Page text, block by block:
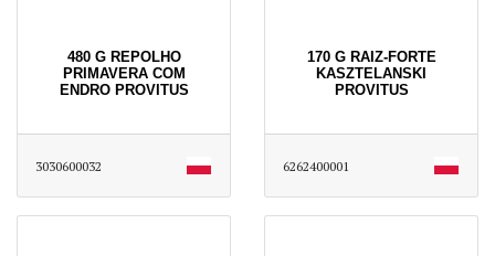
480 G REPOLHO
PRIMAVERA COM
ENDRO PROVITUS
3030600032
170 G RAIZ-FORTE
KASZTELANSKI
PROVITUS
6262400001